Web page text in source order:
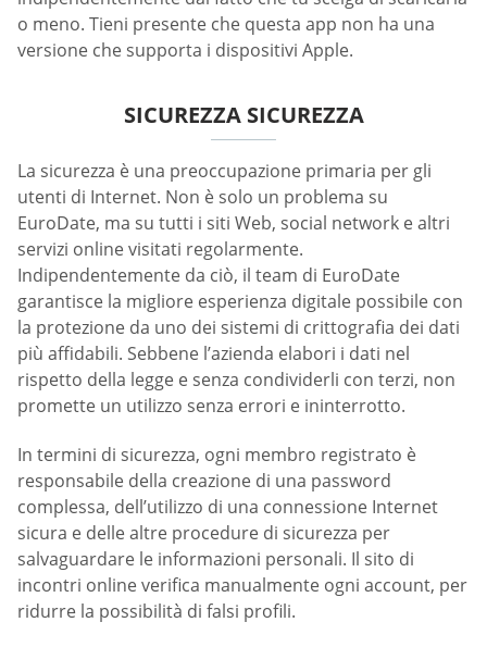
o meno. Tieni presente che questa app non ha una
versione che supporta i dispositivi Apple.
SICUREZZA SICUREZZA
La sicurezza è una preoccupazione primaria per gli
utenti di Internet. Non è solo un problema su
EuroDate, ma su tutti i siti Web, social network e altri
servizi online visitati regolarmente.
Indipendentemente da ciò, il team di EuroDate
garantisce la migliore esperienza digitale possibile con
la protezione da uno dei sistemi di crittografia dei dati
più affidabili. Sebbene l’azienda elabori i dati nel
rispetto della legge e senza condividerli con terzi, non
promette un utilizzo senza errori e ininterrotto.
In termini di sicurezza, ogni membro registrato è
responsabile della creazione di una password
complessa, dell’utilizzo di una connessione Internet
sicura e delle altre procedure di sicurezza per
salvaguardare le informazioni personali. Il sito di
incontri online verifica manualmente ogni account, per
ridurre la possibilità di falsi profili.